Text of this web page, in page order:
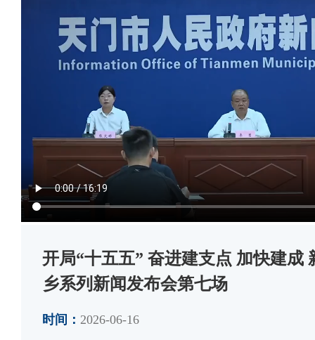
开局“十五五” 奋进建支点 加快建成
乡系列新闻发布会第七场
时间： 2026-06-16